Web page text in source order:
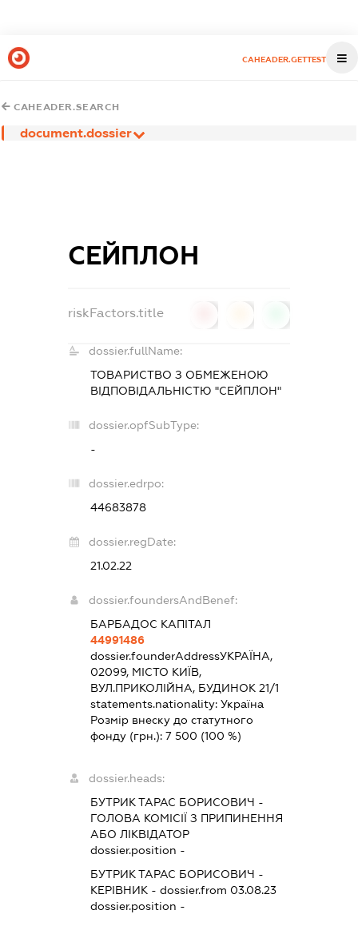
CAHEADER.GETTEST
CAHEADER.SEARCH
document.dossier
СЕЙПЛОН
riskFactors.title
dossier.fullName:
ТОВАРИСТВО З ОБМЕЖЕНОЮ
ВІДПОВІДАЛЬНІСТЮ "СЕЙПЛОН"
dossier.opfSubType:
-
dossier.edrpo:
44683878
dossier.regDate:
21.02.22
dossier.foundersAndBenef:
БАРБАДОС КАПІТАЛ
44991486
dossier.founderAddressУКРАЇНА,
02099, МІСТО КИЇВ,
ВУЛ.ПРИКОЛІЙНА, БУДИНОК 21/1
statements.nationality: Україна
Розмір внеску до статутного
фонду (грн.): 7 500 (100 %)
dossier.heads:
БУТРИК ТАРАС БОРИСОВИЧ -
ГОЛОВА КОМІСІЇ З ПРИПИНЕННЯ
АБО ЛІКВІДАТОР
dossier.position -
БУТРИК ТАРАС БОРИСОВИЧ -
КЕРІВНИК - dossier.from 03.08.23
dossier.position -